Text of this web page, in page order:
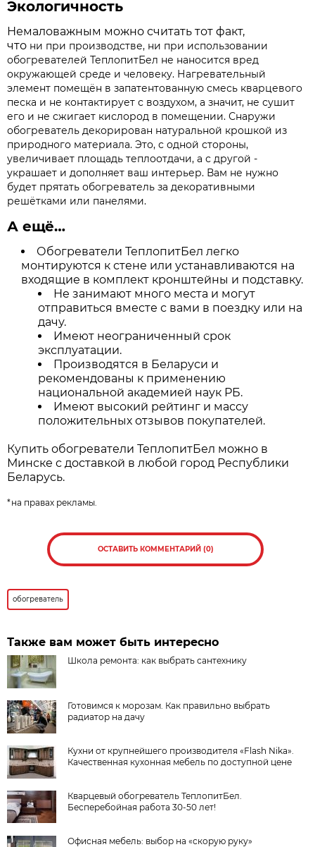
Экологичность
Немаловажным можно считать тот факт,
что ни при производстве, ни при использовании
обогревателей ТеплопитБел не наносится вред
окружающей среде и человеку. Нагревательный
элемент помещён в запатентованную смесь кварцевого
песка и не контактирует с воздухом, а значит, не сушит
его и не сжигает кислород в помещении. Снаружи
обогреватель декорирован натуральной крошкой из
природного материала. Это, с одной стороны,
увеличивает площадь теплоотдачи, а с другой -
украшает и дополняет ваш интерьер. Вам не нужно
будет прятать обогреватель за декоративными
решётками или панелями.
А ещё…
Обогреватели ТеплопитБел легко
монтируются к стене или устанавливаются на
входящие в комплект кронштейны и подставку.
Не занимают много места и могут
отправиться вместе с вами в поездку или на
дачу.
Имеют неограниченный срок
эксплуатации.
Производятся в Беларуси и
рекомендованы к применению
национальной академией наук РБ.
Имеют высокий рейтинг и массу
положительных отзывов покупателей.
Купить обогреватели ТеплопитБел можно в
Минске с доставкой в любой город Республики
Беларусь.
*на правах рекламы.
ОСТАВИТЬ КОММЕНТАРИЙ (0)
обогреватель
Также вам может быть интересно
Школа ремонта: как выбрать сантехнику
Готовимся к морозам. Как правильно выбрать
радиатор на дачу
Кухни от крупнейшего производителя «Flash Nika».
Качественная кухонная мебель по доступной цене
Кварцевый обогреватель ТеплопитБел.
Бесперебойная работа 30-50 лет!
Офисная мебель: выбор на «скорую руку»